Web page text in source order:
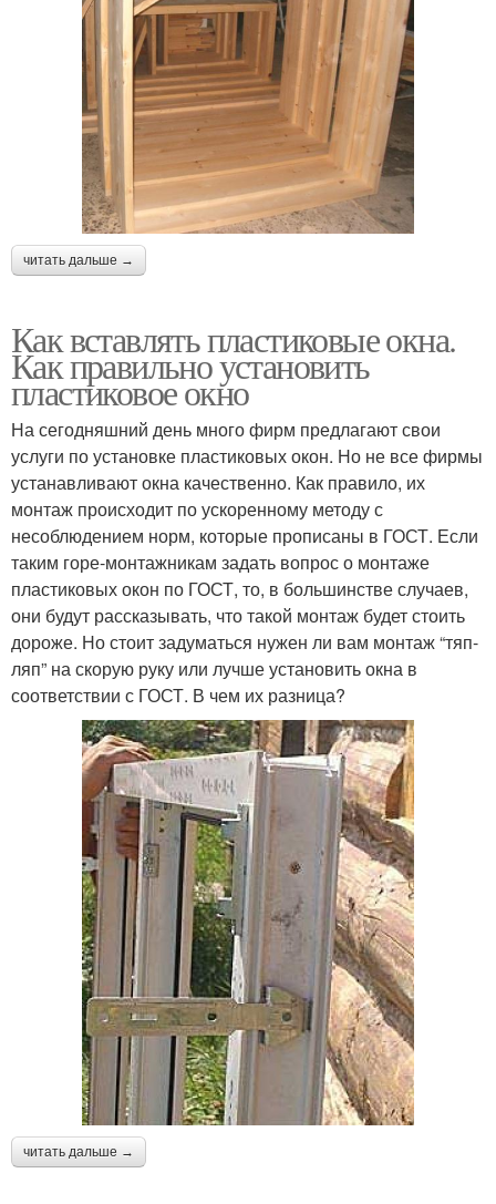
читать дальше →
Как вставлять пластиковые окна.
Как правильно установить
пластиковое окно
На сегодняшний день много фирм предлагают свои
услуги по установке пластиковых окон. Но не все фирмы
устанавливают окна качественно. Как правило, их
монтаж происходит по ускоренному методу с
несоблюдением норм, которые прописаны в ГОСТ. Если
таким горе-монтажникам задать вопрос о монтаже
пластиковых окон по ГОСТ, то, в большинстве случаев,
они будут рассказывать, что такой монтаж будет стоить
дороже. Но стоит задуматься нужен ли вам монтаж “тяп-
ляп” на скорую руку или лучше установить окна в
соответствии с ГОСТ. В чем их разница?
читать дальше →